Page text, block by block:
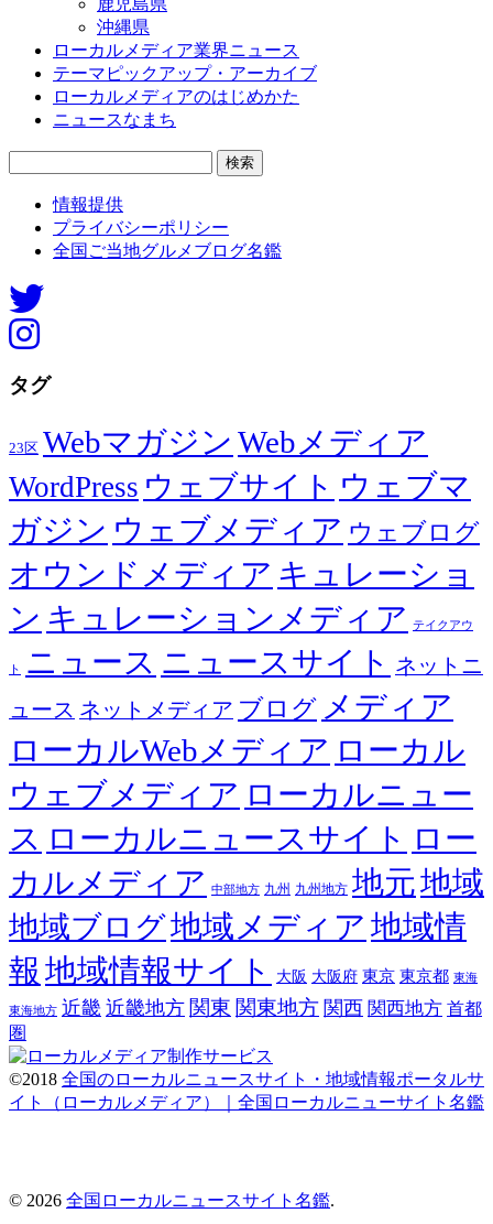
沖縄県
ローカルメディア業界ニュース
テーマピックアップ・アーカイブ
ローカルメディアのはじめかた
ニュースなまち
情報提供
プライバシーポリシー
全国ご当地グルメブログ名鑑
タグ
23区 Webマガジン Webメディア
WordPress ウェブサイト ウェブマ
ガジン ウェブメディア ウェブログ
オウンドメディア キュレーショ
ン キュレーションメディア テイクアウ
ト ニュース ニュースサイト ネットニ
ュース ネットメディア ブログ メディア
ローカルWebメディア ローカル
ウェブメディア ローカルニュー
ス ローカルニュースサイト ロー
カルメディア 中部地方 九州 九州地方 地元地域
地域ブログ地域メディア 地域情
報 地域情報サイト 大阪 大阪府 東京 東京都 東海
東海地方 近畿 近畿地方 関東 関東地方 関西 関西地方 首都
圏
©2018 全国のローカルニュースサイト・地域情報ポータルサ
イト（ローカルメディア）｜全国ローカルニューサイト名鑑
© 2026 全国ローカルニュースサイト名鑑.